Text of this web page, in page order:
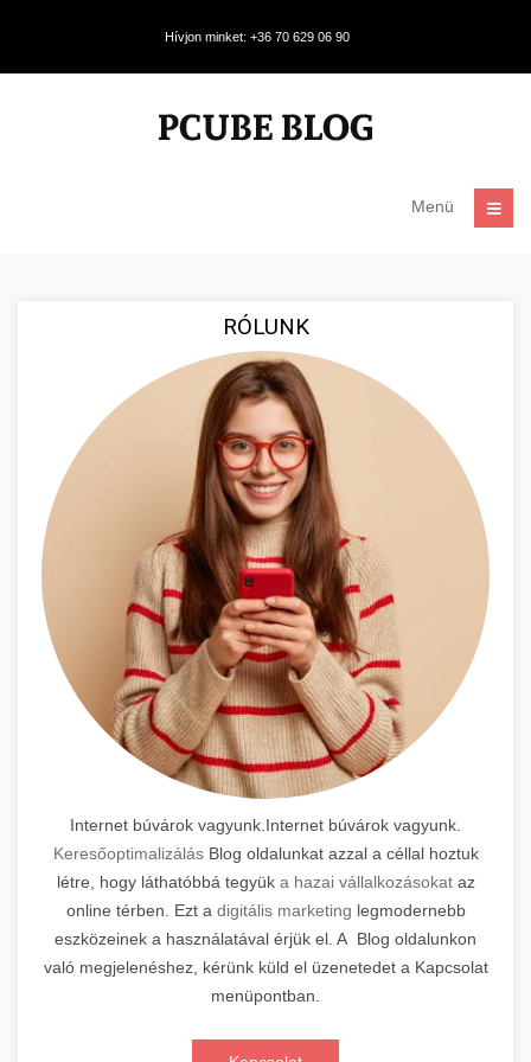
Hívjon minket: +36 70 629 06 90
Menü
RÓLUNK
Internet búvárok vagyunk.Internet búvárok vagyunk.
KeresőoptimalizálásBlog oldalunkat azzal a céllal hoztuk
létre, hogy láthatóbbá tegyük a hazai vállalkozásokataz
online térben. Ezt a digitális marketing legmodernebb
eszközeinek a használatával érjük el. A Blog oldalunkon
való megjelenéshez, kérünk küld el üzenetedet a Kapcsolat
menüpontban.